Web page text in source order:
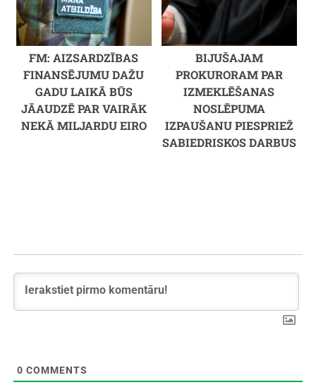
FM: AIZSARDZĪBAS
FINANSĒJUMU DAŽU
GADU LAIKĀ BŪS
JĀAUDZĒ PAR VAIRĀK
NEKĀ MILJARDU EIRO
BIJUŠAJAM
PROKURORAM PAR
IZMEKLĒŠANAS
NOSLĒPUMA
IZPAUŠANU PIESPRIEŽ
SABIEDRISKOS DARBUS
0 COMMENTS